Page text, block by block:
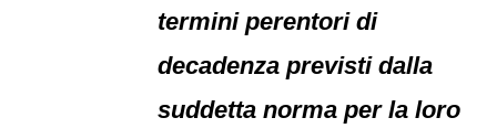
termini perentori di
decadenza previsti dalla
suddetta norma per la loro